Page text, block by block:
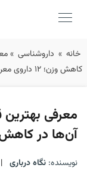
Skip
to
خانه » داروشناسی »
کاهش وزن؛ ۱۲ داروی معروف!
معرفی
آن‌ها در کاهش وزن؛ ۱۲
نویسنده: نگاه درباری |